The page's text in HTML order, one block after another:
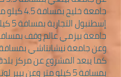
جامعة خليج
كما يبعد المشروع عن مركز